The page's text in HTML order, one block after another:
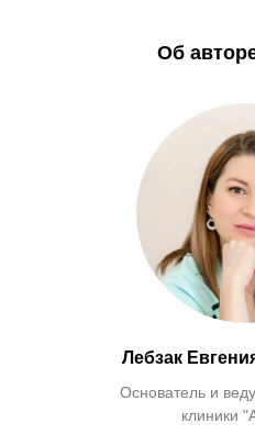
Об
Лебзак
Основатель и
клиники